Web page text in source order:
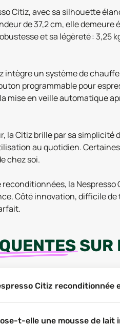
Citiz, avec sa silhouette
de 37,2 cm, elle
et sa légèreté : 3,25
intègre un système de
programmable pour
mise en veille automatique
la Citiz brille par sa
au quotidien.
chez soi.
la
Côté innovation, difficile
SUR
Citiz reconditionnée
t-elle une mousse de lait